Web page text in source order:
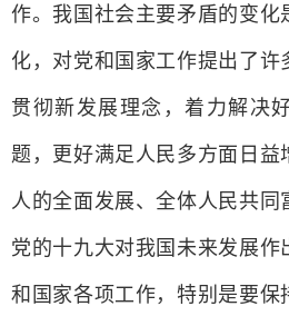
作。我国社会主要矛盾的变化
化，对党和国家工作提出了许
贯彻新发展理念，着力解决
题，更好满足人民多方面日益
人的全面发展、全体人民共
党的十九大对我国未来发展作
和国家各项工作，特别是要保